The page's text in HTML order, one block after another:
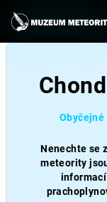
na
obsah
Nenechte se
meteority